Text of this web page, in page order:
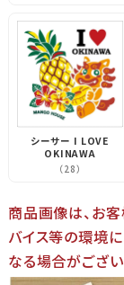
シーサー I LOVE
OKINAWA
（28）
商品画像は、お
バイス等の環境
なる場合がござい